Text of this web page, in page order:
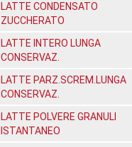
LATTE CONDENSATO
ZUCCHERATO
LATTE INTERO LUNGA
CONSERVAZ.
LATTE PARZ.SCREM.LUNGA
CONSERVAZ.
LATTE POLVERE GRANULI
ISTANTANEO